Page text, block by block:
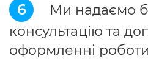
6
Ми надаємо
консультацію та
оформленні